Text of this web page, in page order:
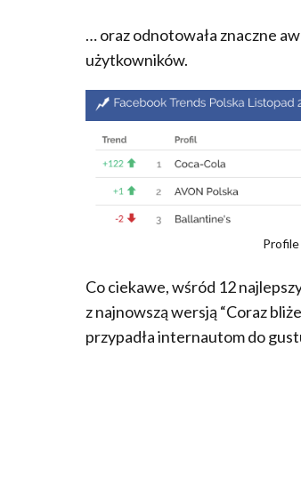
… oraz odnotowała znaczne
użytkowników.
Co ciekawe, wśród 12
z najnowszą wersją “Coraz
przypadła internautom do